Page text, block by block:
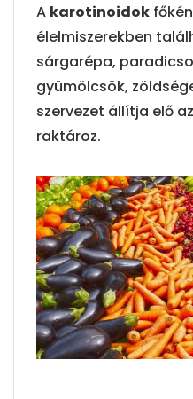
A karotinoidok
élelmiszerekben
sárgarépa,
gyümölcsök,
szervezet állítja elő
raktároz.